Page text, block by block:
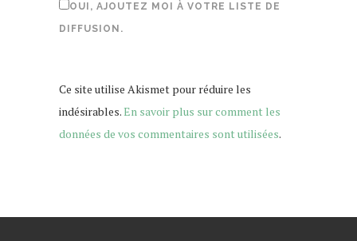
OUI, AJOUTEZ MOI À VOTRE LISTE DE
DIFFUSION.
Ce site utilise Akismet pour réduire les
indésirables.En savoir plus sur comment les
données de vos commentaires sont utilisées.